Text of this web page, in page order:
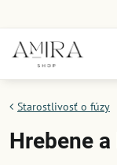
Starostlivosť o fúzy
Hrebene